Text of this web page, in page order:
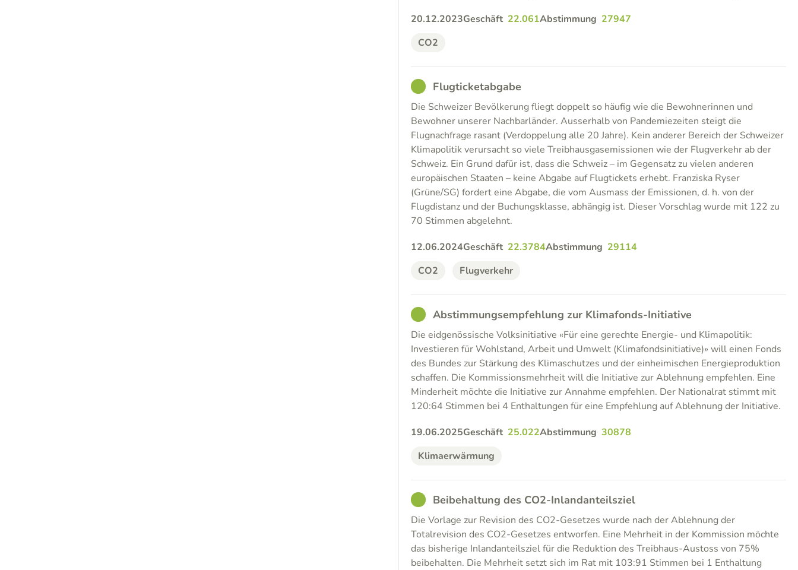
20.12.2023Geschäft 22.061Abstimmung 27947
CO2
GOODFlugticketabgabe
Die Schweizer Bevölkerung fliegt doppelt so häufig wie die Bewohnerinnen und
Bewohner unserer Nachbarländer. Ausserhalb von Pandemiezeiten steigt die
Flugnachfrage rasant (Verdoppelung alle 20 Jahre). Kein anderer Bereich der Schweizer
Klimapolitik verursacht so viele Treibhausgasemissionen wie der Flugverkehr ab der
Schweiz. Ein Grund dafür ist, dass die Schweiz – im Gegensatz zu vielen anderen
europäischen Staaten – keine Abgabe auf Flugtickets erhebt. Franziska Ryser
(Grüne/SG) fordert eine Abgabe, die vom Ausmass der Emissionen, d. h. von der
Flugdistanz und der Buchungsklasse, abhängig ist. Dieser Vorschlag wurde mit 122 zu
70 Stimmen abgelehnt.
12.06.2024Geschäft 22.3784Abstimmung 29114
CO2
Flugverkehr
GOODAbstimmungsempfehlung zur Klimafonds-Initiative
Die eidgenössische Volksinitiative «Für eine gerechte Energie- und Klimapolitik:
Investieren für Wohlstand, Arbeit und Umwelt (Klimafondsinitiative)» will einen Fonds
des Bundes zur Stärkung des Klimaschutzes und der einheimischen Energieproduktion
schaffen. Die Kommissionsmehrheit will die Initiative zur Ablehnung empfehlen. Eine
Minderheit möchte die Initiative zur Annahme empfehlen. Der Nationalrat stimmt mit
120:64 Stimmen bei 4 Enthaltungen für eine Empfehlung auf Ablehnung der Initiative.
19.06.2025Geschäft 25.022Abstimmung 30878
Klimaerwärmung
GOODBeibehaltung des CO2-Inlandanteilsziel
Die Vorlage zur Revision des CO2-Gesetzes wurde nach der Ablehnung der
Totalrevision des CO2-Gesetzes entworfen. Eine Mehrheit in der Kommission möchte
das bisherige Inlandanteilsziel für die Reduktion des Treibhaus-Austoss von 75%
beibehalten. Die Mehrheit setzt sich im Rat mit 103:91 Stimmen bei 1 Enthaltung